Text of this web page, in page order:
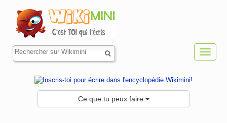
Ce que tu peux faire